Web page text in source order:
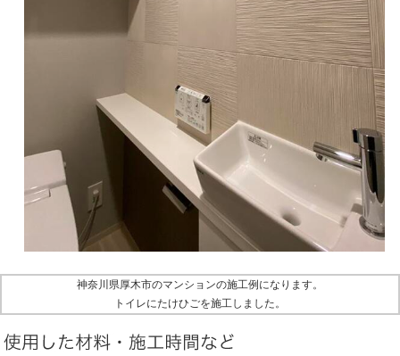
神奈川県厚木市のマンションの施工例になります。
トイレにたけひごを施工しました。